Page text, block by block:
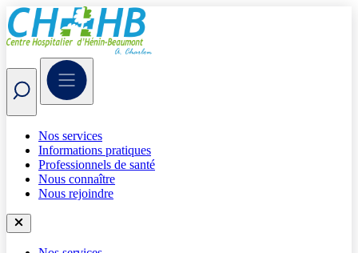
Nos services
Informations pratiques
Professionnels de santé
Nous connaître
Nous rejoindre